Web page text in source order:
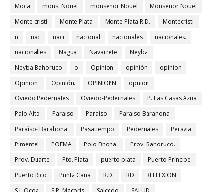
Moca
mons. Nouel monseñor Nouel
Monseñor Nouel
Monte cristi
Monte Plata Monte Plata R.D.
Montecristi
n
nac naci nacional nacionales
nacionales.
nacionalles
Nagua Navarrete
Neyba
Neyba Bahoruco
o Opinion opinión
opìnion
Opinion.
Opinión. OPINIOPN
opnion
Oviedo Pedernales
Oviedo-Pedernales
P. Las Casas Azua
Palo Alto
Paraiso Paraíso
Paraiso Barahona
Paraíso- Barahona.
Pasatiempo Pedernales
Peravia
Pimentel
POEMA Polo Bhona.
Prov. Bahoruco.
Prov. Duarte
Pto. Plata puerto plata
Puerto Príncipe
Puerto Rico
Punta Cana R.D. RD
REFLEXION
S.J. Ocoa
S.P. Macorís Salcedo
SALUD